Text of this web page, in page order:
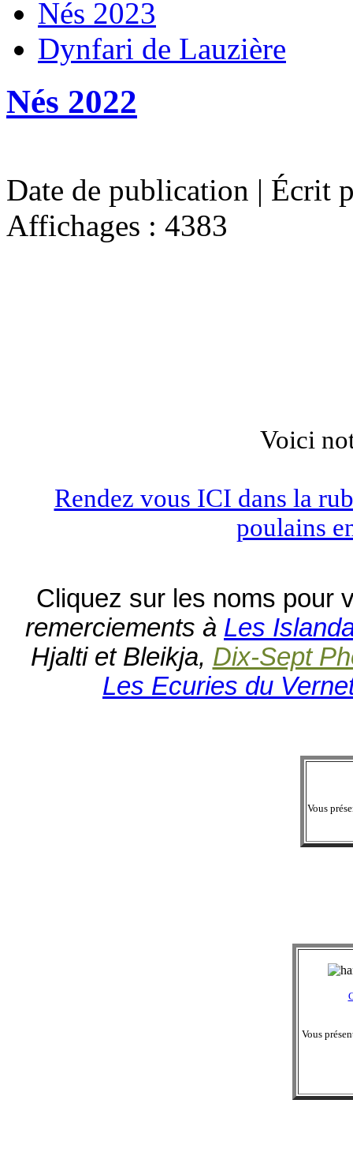
Nés 2023
Dynfari de Lauzière
Nés 2022
Date de publication | Écrit
Affichages : 4383
Voici
Rendez vous ICI dans la
poulains
Cliquez sur les noms pour
remerciements à Les
Hjalti et Bleikja, Dix-Sept
Les Ecuries du
Vous
Vous